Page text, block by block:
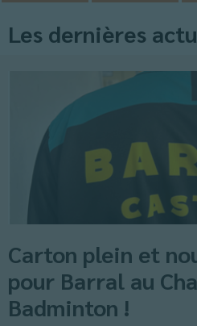
Les dernières
Carton plein et
pour Barral au
Badminton !